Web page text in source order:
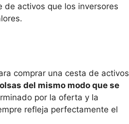
de activos que los inversores
comprar una cesta de activos
del mismo modo que se
por la oferta y la
refleja perfectamente el